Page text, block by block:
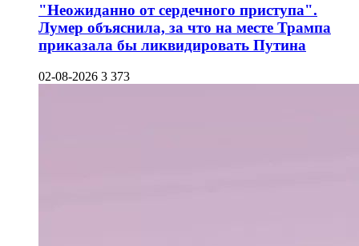
"Неожиданно от сердечного приступа".
Лумер объяснила, за что на месте Трампа
приказала бы ликвидировать Путина
02-08-2026 3 373